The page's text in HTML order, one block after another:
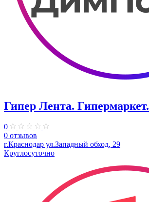
Гипер Лента. Гипермаркет.
0
0 отзывов
г.Краснодар ул.Западный обход, 29
Круглосуточно